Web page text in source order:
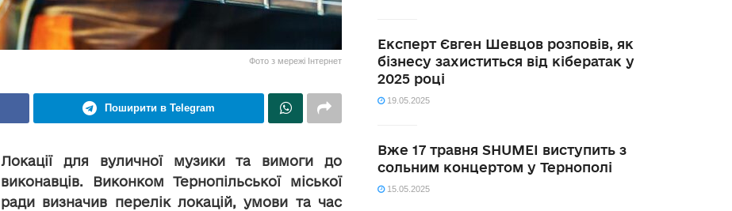
Фото з мережі Інтернет
Поширити в Telegram
Локації для вуличної музики та вимоги до
виконавців. Виконком Тернопільської міської
ради визначив перелік локацій, умови та час
Експерт Євген Шевцов розповів, як
бізнесу захиститься від кібератак у
2025 році
19.05.2025
Вже 17 травня SHUMEI виступить з
сольним концертом у Тернополі
15.05.2025